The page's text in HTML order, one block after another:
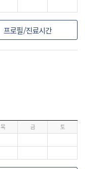
프로필/진료시간
목 금
토